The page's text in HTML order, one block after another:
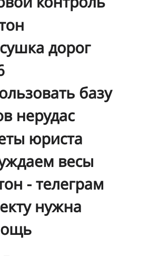
дорог
базу
нерудас
юриста
весы
- телеграм
нужна